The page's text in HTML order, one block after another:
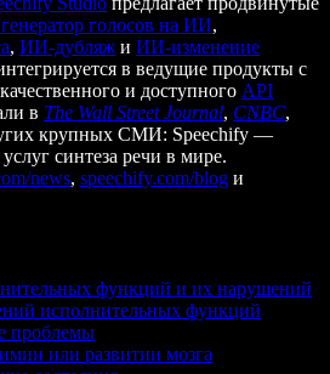
генератор голосов на ИИ,
, ИИ‑дубляж и ИИ‑изменение
в ведущие продукты с
и доступного API
в The Wall Street Journal, CNBC,
крупных СМИ: Speechify —
синтеза речи в мире.
news, speechify.com/blog и
функций и их нарушений
исполнительных функций
проблемы
или развитии мозга